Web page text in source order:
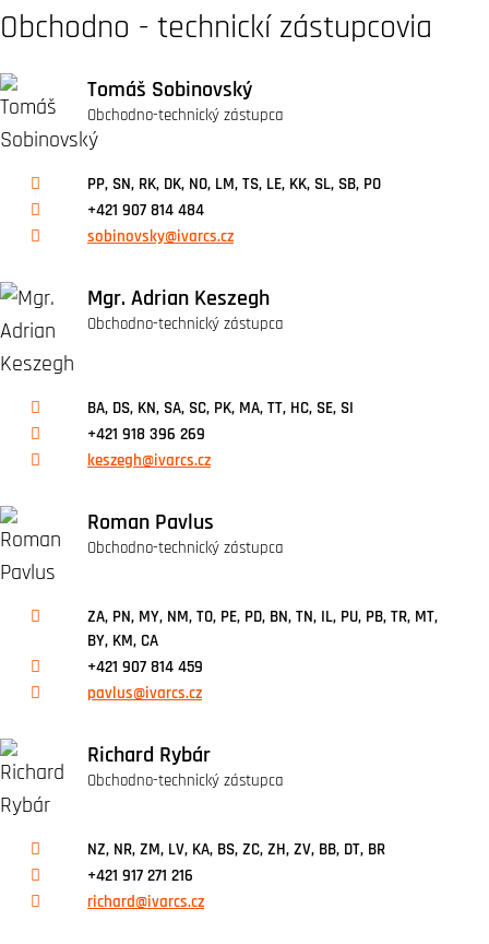
Obchodno - technickí zástupcovia
Tomáš Sobinovský
Obchodno-technický zástupca
PP, SN, RK, DK, NO, LM, TS, LE, KK, SL, SB, PO
+421 907 814 484
sobinovsky@ivarcs.cz
Mgr. Adrian Keszegh
Obchodno-technický zástupca
BA, DS, KN, SA, SC, PK, MA, TT, HC, SE, SI
+421 918 396 269
keszegh@ivarcs.cz
Roman Pavlus
Obchodno-technický zástupca
ZA, PN, MY, NM, TO, PE, PD, BN, TN, IL, PU, PB, TR, MT,
BY, KM, CA
+421 907 814 459
pavlus@ivarcs.cz
Richard Rybár
Obchodno-technický zástupca
NZ, NR, ZM, LV, KA, BS, ZC, ZH, ZV, BB, DT, BR
+421 917 271 216
richard@ivarcs.cz